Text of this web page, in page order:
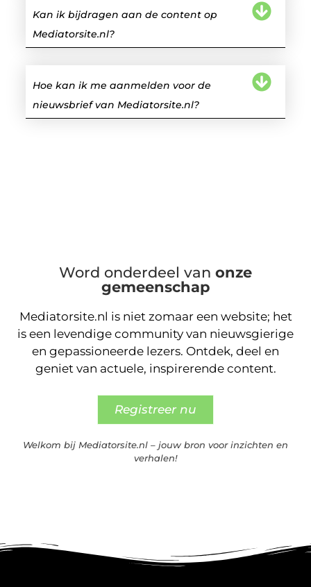
Kan ik bijdragen aan de content op
Mediatorsite.nl?
Hoe kan ik me aanmelden voor de
nieuwsbrief van Mediatorsite.nl?
Word onderdeel van onze
gemeenschap
Mediatorsite.nl is niet zomaar een website; het
is een levendige community van nieuwsgierige
en gepassioneerde lezers. Ontdek, deel en
geniet van actuele, inspirerende content.
Registreer nu
Welkom bij Mediatorsite.nl – jouw bron voor inzichten en
verhalen!